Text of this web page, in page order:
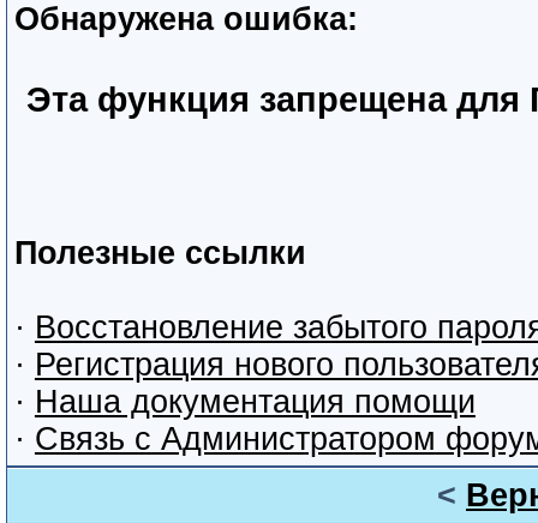
Обнаружена ошибка:
Эта функция запрещена для
Полезные ссылки
· Восстановление забытого
· Регистрация нового
· Наша документация помощи
· Связь с Администратором
<